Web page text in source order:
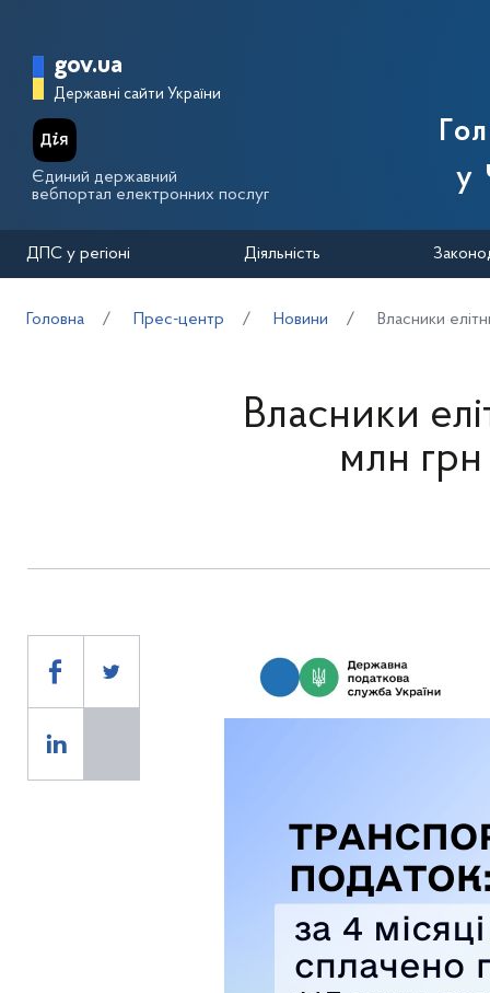
Головна сторінка Державної
gov.ua
Державні сайти України
Єдиний державний
вебпортал електронних послуг
у
ДПС у регіоні Діяльність
Головна Прес-центр Новини Власники
Власники
млн